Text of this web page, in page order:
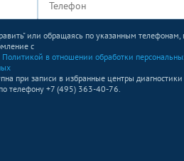
С контрастом
-
или обращаясь по указанным телефонам,
с
Политикой в отношении обработки
при записи в избранные центры диагностики
телефону +7 (495) 363-40-76.